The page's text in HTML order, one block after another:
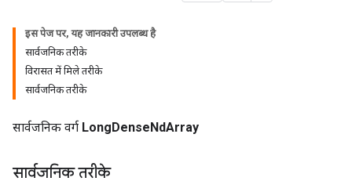
इस पेज पर, यह जानकारी उपलब्ध है
सार्वजनिक तरीके
विरासत में मिले तरीके
सार्वजनिक तरीके
सार्वजनिक वर्ग LongDenseNdArray
सार्वजनिक तरीके